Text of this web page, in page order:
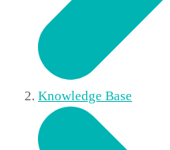
Knowledge Base